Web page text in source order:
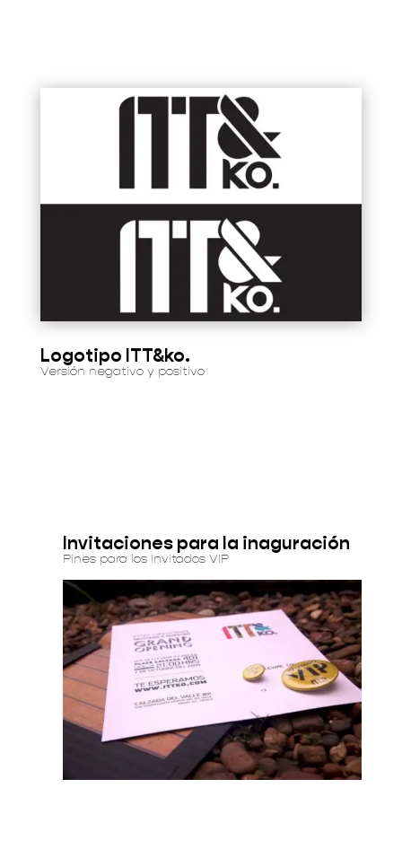
Logotipo ITT&ko.
Versión negativo y positivo
Invitaciones para la inaguración
Pines para los invitados VIP